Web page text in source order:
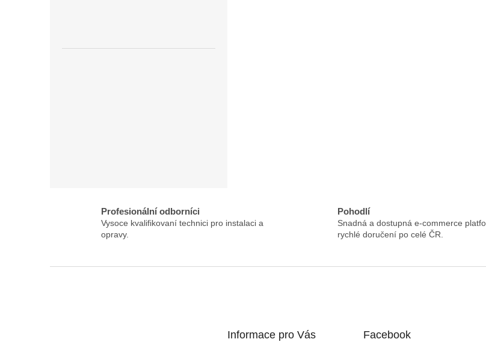
Profesionální odborníci
Vysoce kvalifikovaní technici pro instalaci a
opravy.
Pohodlí
Snadná a dostupná e-commerce
rychlé doručení po celé ČR.
Informace pro Vás Facebook